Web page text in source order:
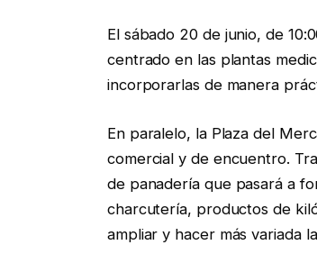
El sábado 20 de junio, de
centrado en las plantas
incorporarlas de manera
En paralelo, la Plaza del
comercial y de encuentro.
de panadería que pasará a
charcutería, productos de
ampliar y hacer más variada